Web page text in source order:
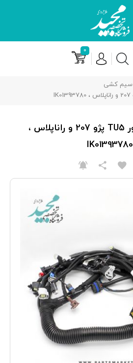
۰
سیم کشی
سیم کشی موتور TU5 پژو 207 و راناپلاس ،
IK01393780